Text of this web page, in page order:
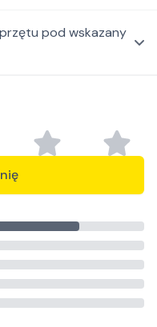
pod wskazany